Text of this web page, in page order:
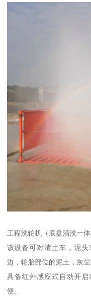
工程洗轮机（底盘清洗一体
该设备可对渣土车，泥
边，轮胎部位的泥土，灰
具备红外感应式自动开
便。